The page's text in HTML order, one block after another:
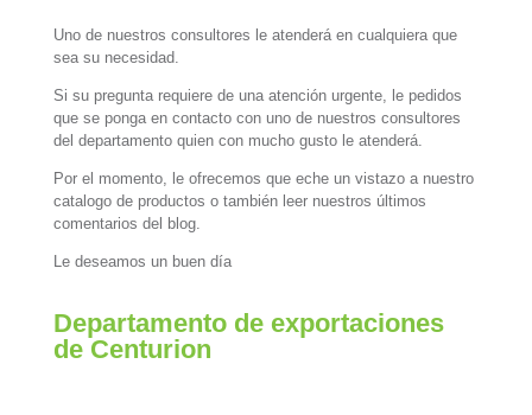
Uno de nuestros consultores le atenderá en cualquiera que
sea su necesidad.
Si su pregunta requiere de una atención urgente, le pedidos
que se ponga en contacto con uno de nuestros consultores
del departamento quien con mucho gusto le atenderá.
Por el momento, le ofrecemos que eche un vistazo a nuestro
catalogo de productos o también leer nuestros últimos
comentarios del blog.
Le deseamos un buen día
Departamento de exportaciones
de Centurion